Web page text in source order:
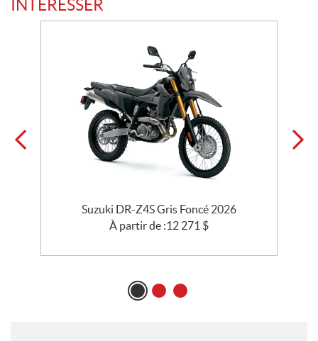
INTÉRESSER
Suzuki DR-Z4S Gris Foncé 2026
À partir de :12 271 $